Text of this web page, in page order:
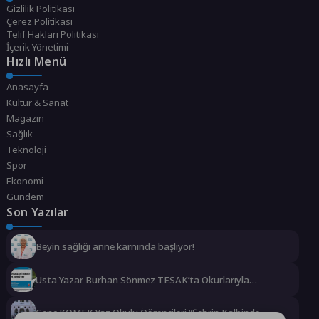
Gizlilik Politikası
Çerez Politikası
Telif Hakları Politikası
İçerik Yönetimi
Hızlı Menü
Anasayfa
Kültür & Sanat
Magazin
Sağlık
Teknoloji
Spor
Ekonomi
Gündem
Son Yazılar
Beyin sağlığı anne karnında başlıyor!
Usta Yazar Burhan Sönmez TESAK’ta Okurlarıyla
Genç KOMEK Yaz Okulu Öğrencileri “Şehrin Kalbinde